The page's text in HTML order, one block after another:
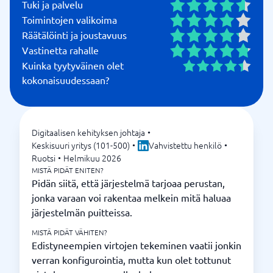
system at a pace that suits your organization.
Five modules. One connected platform.
What makes CANEA ONE unique is that everything is
connected. Not five separate tools that communicate
poorly with each other, but one system where the
work.
Performance Management:Break down your
strategy into measurable goals and follow them up
continuously.
Process Management:
visible and accessible across the entire organization.
Case Management:Capture deviations,
improvement suggestions, complaints, internal
Tuki ja palvelu
Toimintojen valikoima
Räätälöinti ja joustavuus
Vastinetta rahalle
Kuinka tyytyväinen olet
kokonaisuudessaan?
Digitaalisen kehityksen johtaja •
Keskisuuri yritys (101-500) • Vahvistettu henkilö •
Ruotsi • Helmikuu 2026
MISTÄ PIDÄT ENITEN?
Pidän siitä, että järjestelmä tarjoaa perustan,
jonka varaan voi rakentaa melkein mitä haluaa
järjestelmän puitteissa.
MISTÄ PIDÄT VÄHITEN?
Edistyneempien virtojen tekeminen vaatii jonkin
verran konfigurointia, mutta kun olet tottunut